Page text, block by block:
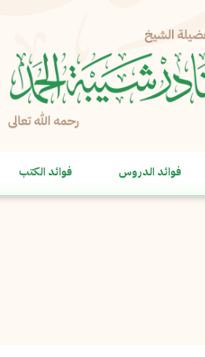
فوائد الدروس فوائد الكتب
الإبلاغ عن مشكلة
نسخ